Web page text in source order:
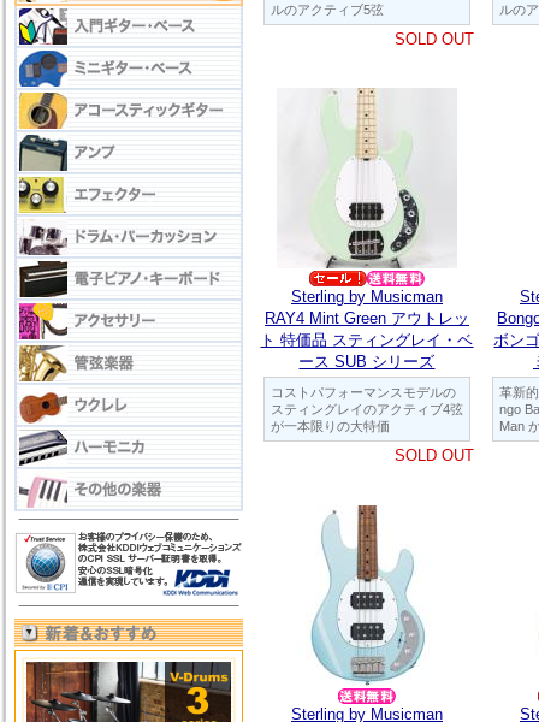
ルのアクティブ5弦
SOLD OUT
ルの
Sterling by Musicman
RAY4 Mint Green アウトレッ
ト 特価品 スティングレイ・ベ
ース SUB シリーズ
コストパフォーマンスモデルの
スティングレイのアクティブ4弦
が一本限りの大特価
SOLD OUT
ボン
革新
ngo
Man
Sterling by Musicman